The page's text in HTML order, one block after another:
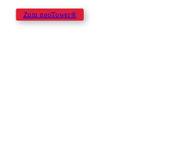
Zum neoTower®